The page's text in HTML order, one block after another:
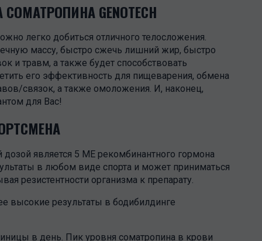
GENOTECH
легко добиться отличного телосложения.
массу, быстро сжечь лишний жир, быстро
и травм, а также будет способствовать
его эффективность для пищеварения, обмена
связок, а также омоложения. И, наконец,
для Вас!
является 5 МЕ рекомбинантного гормона
в любом виде спорта и может приниматься
резистентности организма к препарату.
высокие результаты в бодибилдинге
в день. Пик уровня соматропина в крови